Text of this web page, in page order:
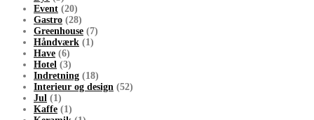
Event (20)
Gastro (28)
Greenhouse (7)
Håndværk (1)
Have (6)
Hotel (3)
Indretning (18)
Interieur og design (52)
Jul (1)
Kaffe (1)